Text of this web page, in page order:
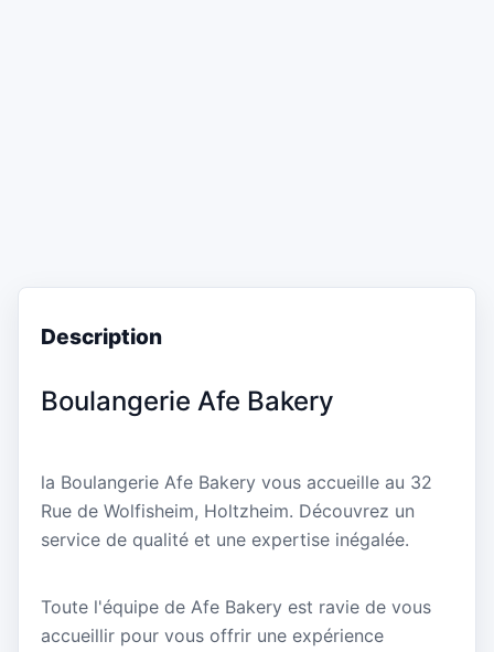
Description
Boulangerie Afe Bakery
la Boulangerie Afe Bakery vous accueille au 32
Rue de Wolfisheim, Holtzheim. Découvrez un
service de qualité et une expertise inégalée.
Toute l'équipe de Afe Bakery est ravie de vous
accueillir pour vous offrir une expérience